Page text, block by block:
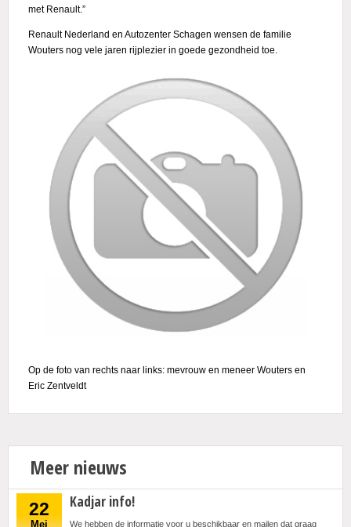
met Renault.”
Renault Nederland en Autozenter Schagen wensen de familie
Wouters nog vele jaren rijplezier in goede gezondheid toe.
Op de foto van rechts naar links: mevrouw en meneer Wouters en
Eric Zentveldt
Meer nieuws
22
Mei
Kadjar info!
We hebben de informatie voor u beschikbaar en mailen dat graag